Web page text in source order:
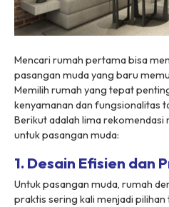
Mencari rumah pertama bisa
pasangan muda yang baru
Memilih rumah yang tepat
kenyamanan dan fungsionalitas
Berikut adalah lima rekomendasi
untuk pasangan muda:
1. Desain Efisien dan
Untuk pasangan muda, rumah
praktis sering kali menjadi